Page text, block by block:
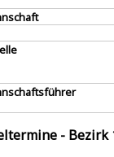
- Bezirk